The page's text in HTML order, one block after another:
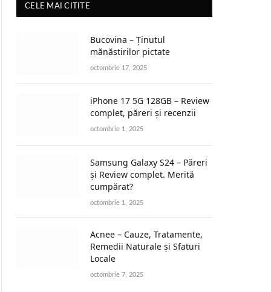
CELE MAI CITITE
Bucovina – Ținutul
mănăstirilor pictate
octombrie 17, 2025
iPhone 17 5G 128GB – Review
complet, păreri și recenzii
octombrie 1, 2025
Samsung Galaxy S24 – Păreri
și Review complet. Merită
cumpărat?
octombrie 1, 2025
Acnee – Cauze, Tratamente,
Remedii Naturale și Sfaturi
Locale
octombrie 7, 2025